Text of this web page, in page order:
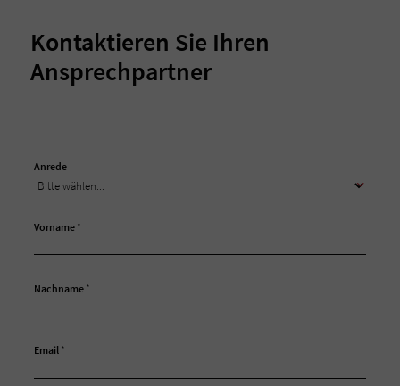
Kontaktieren Sie Ihren
Ansprechpartner
Anrede
Vorname *
Nachname *
Email *